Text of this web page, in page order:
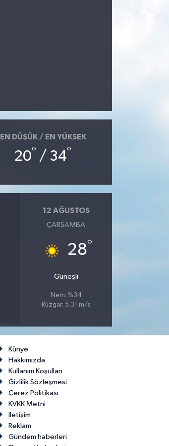
EN DÜŞÜK / EN YÜKSEK
20° / 34°
12 AĞUSTOS
ÇARŞAMBA
28°
Güneşli
Nem: %34
Rüzgar: 5.31 m/s
Künye
Hakkımızda
Kullanım Koşulları
Gizlilik Sözleşmesi
Çerez Politikası
KVKK Metni
İletişim
Reklam
Gündem haberleri